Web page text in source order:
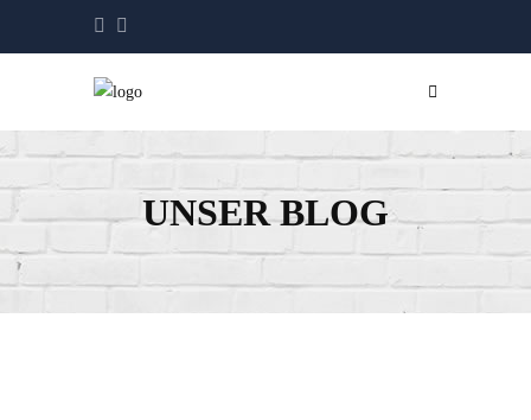
UNSER BLOG